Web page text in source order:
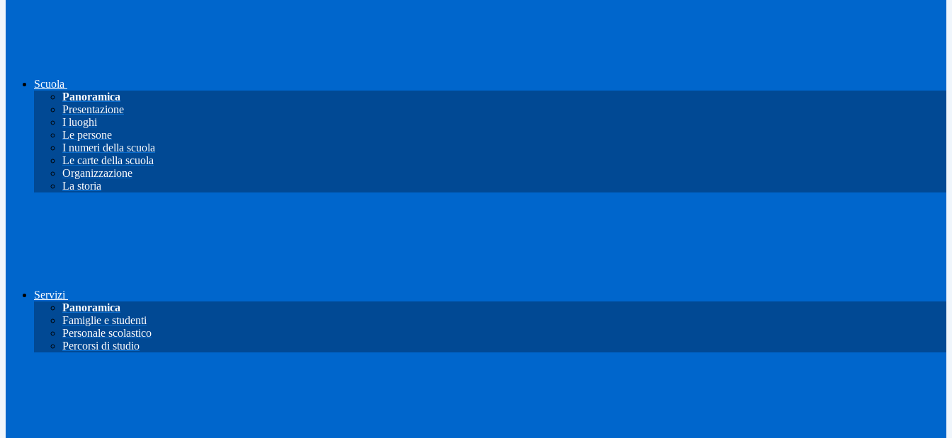
Scuola
Panoramica
Presentazione
I luoghi
Le persone
I numeri della scuola
Le carte della scuola
Organizzazione
La storia
Servizi
Panoramica
Famiglie e studenti
Personale scolastico
Percorsi di studio